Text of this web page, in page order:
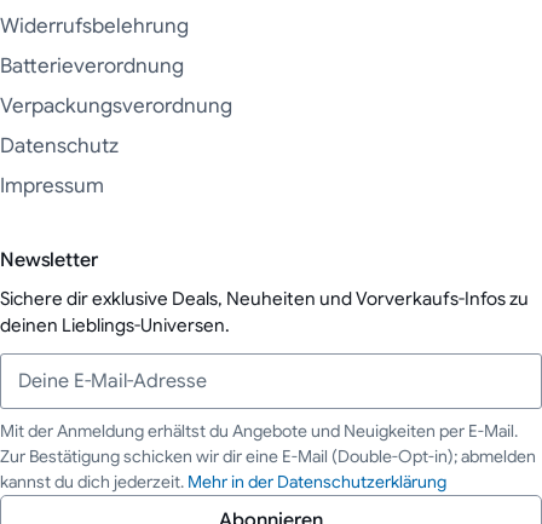
Widerrufsbelehrung
Batterieverordnung
Verpackungsverordnung
Datenschutz
Impressum
Newsletter
Sichere dir exklusive Deals, Neuheiten und Vorverkaufs-Infos zu
deinen Lieblings-Universen.
Deine E-Mail-Adresse
Mit der Anmeldung erhältst du Angebote und Neuigkeiten per E-Mail.
Zur Bestätigung schicken wir dir eine E-Mail (Double-Opt-in); abmelden
kannst du dich jederzeit. Mehr in der Datenschutzerklärung